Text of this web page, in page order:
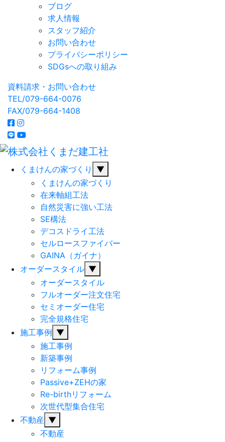
ブログ
求人情報
スタッフ紹介
お問い合わせ
プライバシーポリシー
SDGsへの取り組み
資料請求・お問い合わせ
TEL/079-664-0076
FAX/079-664-1408
くまけんの家づくり
▼
くまけんの家づくり
在来軸組工法
自然災害に強い工法
SE構法
デコスドライ工法
セルロースファイバー
GAINA（ガイナ）
オーダースタイル ▼
オーダースタイル
フルオーダー注文住宅
セミオーダー住宅
完全規格住宅
施工事例 ▼
施工事例
新築事例
リフォーム事例
Passive+ZEHの家
Re-birthリフォーム
次世代型集合住宅
不動産 ▼
不動産